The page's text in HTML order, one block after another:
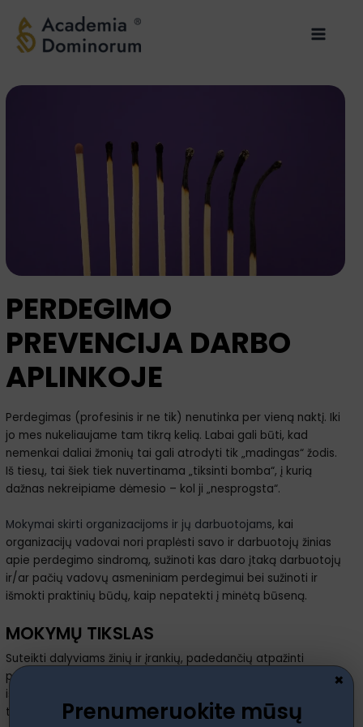
prie
turinio
Menu
PERDEGIMO
PREVENCIJA DARBO
APLINKOJE
Perdegimas (profesinis ir ne tik) nenutinka per vieną naktį. Iki
jo mes nukeliaujame tam tikrą kelią. Labai gali būti, kad
nemenkai daliai žmonių tai gali atrodyti tik „madingas“ žodis.
Iš tiesų, tai šiek tiek nuvertinama „tiksinti bomba“, į kurią
dažnas nekreipiame dėmesio – kol ji „nesprogsta“.
Mokymai skirti organizacijoms ir jų darbuotojams, kai
organizacijų vadovai nori praplėsti savo ir darbuotojų žinias
apie perdegimo sindromą, sužinoti kas daro įtaką darbuotojų
ir/ar pačių vadovų asmeniniam perdegimui bei sužinoti ir
išmokti praktinių būdų, kaip nepatekti į minėtą būseną.
MOKYMŲ TIKSLAS
Suteikti dalyviams žinių ir įrankių, padedančių atpažinti
perdegimo sindromą, suprasti jo priežastis ir pasekmes, bei
išmokti veiksmingų streso valdymo ir perdegimo prevencijos
technikų.
Prenumeruokite mūsų
×